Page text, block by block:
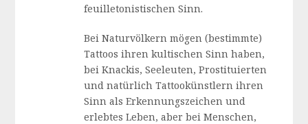
feuilletonistischen Sinn.
Bei Naturvölkern mögen (bestimmte)
Tattoos ihren kultischen Sinn haben,
bei Knackis, Seeleuten, Prostituierten
und natürlich Tattookünstlern ihren
Sinn als Erkennungszeichen und
erlebtes Leben, aber bei Menschen,